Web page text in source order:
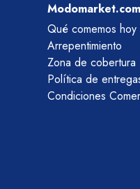
Modomarket.com
Qué comemos hoy
Arrepentimiento
Zona de cobertura
Política de
Condiciones